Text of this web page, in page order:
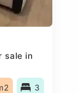
sale in
3